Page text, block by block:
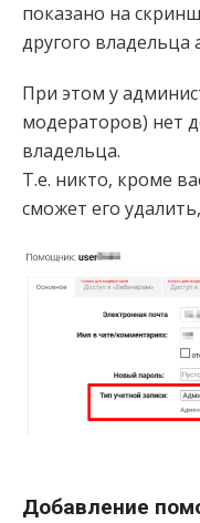
показано на
другого владельца
При этом у
модераторов) нет
владельца.
Т.е. никто, кроме
сможет его
Добавление